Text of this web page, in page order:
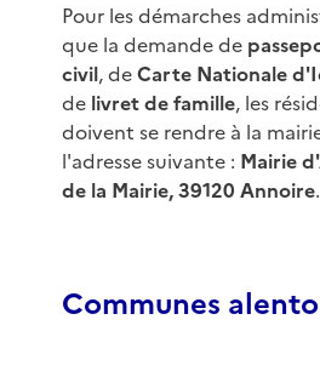
Pour les démarches
que la demande de
civil, deCarte Nationale
de livret de famille, les
doivent se rendre à la
l'adresse suivante : Mairie
de la Mairie, 39120 Annoire.
Communes